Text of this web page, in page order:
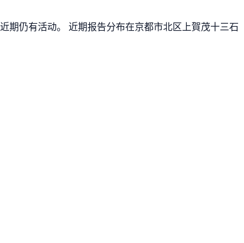
期仍有活动。 近期报告分布在京都市北区上賀茂十三石